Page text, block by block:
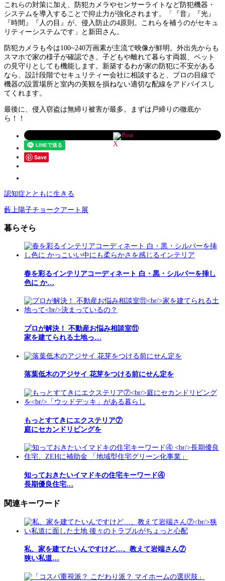
これらの対策に加え、防犯カメラやセンサーライトなど防犯機器・
システムを導入することで抑止力が強化されます。「『音』『光』
『時間』『人の目』が、侵入防止の4原則。これらを補うのがセキュ
リティーシステムです」と新田さん。
防犯カメラも今は100~240万画素が主流で映像が鮮明。外出先からも
スマホで家の様子が確認でき、子どもや離れて暮らす両親、ペット
の見守りとしても機能します。新築するわが家の防犯に不安がある
なら、設計段階でセキュリティー会社に相談すると、プロの目線で
機器の設置場所と室内の美観を損ねない適切な配線をアドバイスし
てくれます。
最後に、侵入窃盗は無締り被害が最多。まずは戸締りの徹底か
ら！！
Post
Save
認知症とともに生きる
藪上陽子チョークアート展
暮らそら
春を彩るインテリアコーディネート 白・黒・シルバーを挿し
色に か…
プロが解決！ 不動産お悩み相談室⑪
家を建てられる土地っ…
落葉低木のアジサイ 花芽をつける前にせん定を
もっとすてきにエクステリア⑦
庭にセカンドリビングを
知っておきたいイマドキの住宅キーワード④
長期優良住宅…
関連キーワード
私、家を建てたいんですけど…、教えて岩端さん⑦
狭い私道…